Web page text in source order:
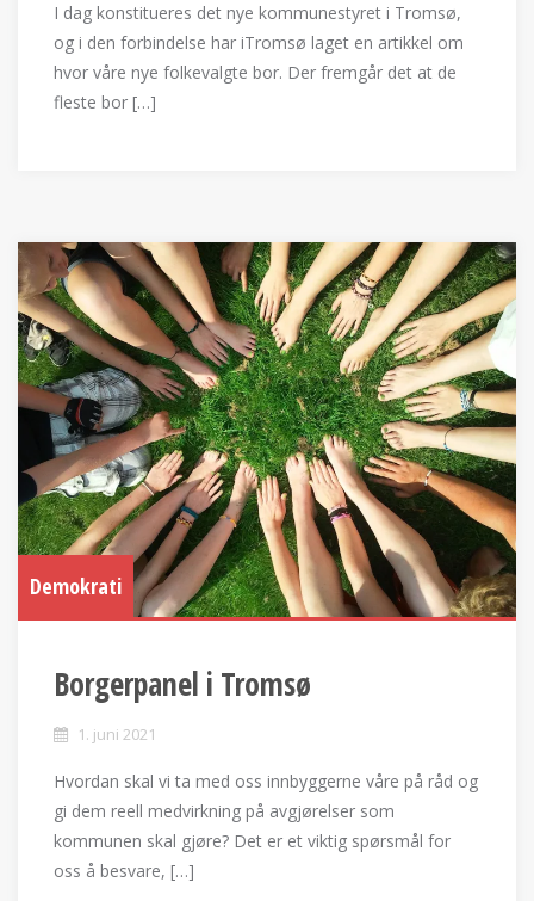
I dag konstitueres det nye kommunestyret i Tromsø,
og i den forbindelse har iTromsø laget en artikkel om
hvor våre nye folkevalgte bor. Der fremgår det at de
fleste bor […]
Demokrati
Borgerpanel i Tromsø
1. juni 2021
Hvordan skal vi ta med oss innbyggerne våre på råd og
gi dem reell medvirkning på avgjørelser som
kommunen skal gjøre? Det er et viktig spørsmål for
oss å besvare, […]